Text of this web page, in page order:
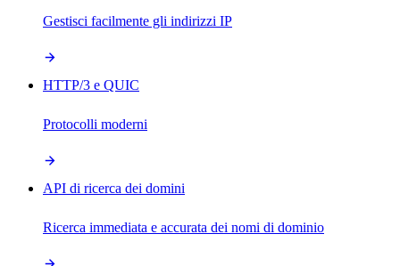
Gestisci facilmente gli indirizzi IP
HTTP/3 e QUIC
Protocolli moderni
API di ricerca dei domini
Ricerca immediata e accurata dei nomi di dominio